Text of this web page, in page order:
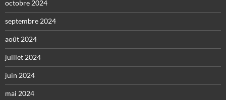
octobre 2024
septembre 2024
août 2024
juillet 2024
juin 2024
mai 2024